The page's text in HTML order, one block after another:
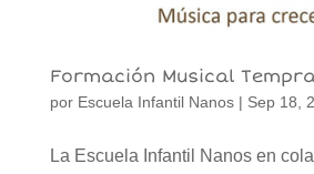
Formación Musical
por Escuela Infantil Nanos| Sep 18,
La Escuela Infantil Nanos en